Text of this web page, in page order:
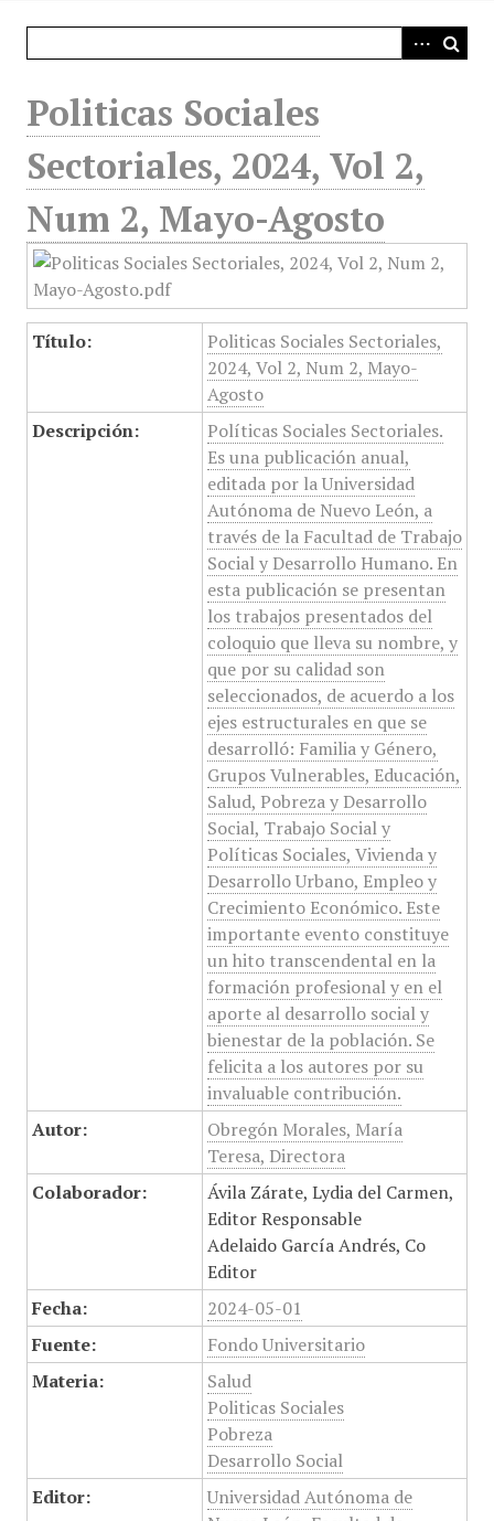
Politicas Sociales
Sectoriales, 2024, Vol 2,
Num 2, Mayo-Agosto
Título:
Politicas Sociales Sectoriales,
2024, Vol 2, Num 2, Mayo-
Agosto
Descripción:
Políticas Sociales Sectoriales.
Es una publicación anual,
editada por la Universidad
Autónoma de Nuevo León, a
través de la Facultad de Trabajo
Social y Desarrollo Humano. En
esta publicación se presentan
los trabajos presentados del
coloquio que lleva su nombre, y
que por su calidad son
seleccionados, de acuerdo a los
ejes estructurales en que se
desarrolló: Familia y Género,
Grupos Vulnerables, Educación,
Salud, Pobreza y Desarrollo
Social, Trabajo Social y
Políticas Sociales, Vivienda y
Desarrollo Urbano, Empleo y
Crecimiento Económico. Este
importante evento constituye
un hito transcendental en la
formación profesional y en el
aporte al desarrollo social y
bienestar de la población. Se
felicita a los autores por su
invaluable contribución.
Autor:
Obregón Morales, María
Teresa, Directora
Colaborador:
Ávila Zárate, Lydia del Carmen,
Editor Responsable
Adelaido García Andrés, Co
Editor
Fecha:
2024-05-01
Fuente:
Fondo Universitario
Materia:
Salud
Politicas Sociales
Pobreza
Desarrollo Social
Editor:
Universidad Autónoma de